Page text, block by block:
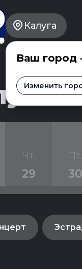
Калуга
Ваш город
Изменить
Чт.
29
Пт.
30